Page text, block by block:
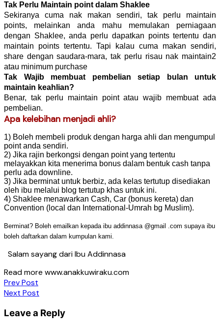
Tak Perlu Maintain point dalam Shaklee
Sekiranya cuma nak makan sendiri, tak perlu maintain
points, melainkan anda mahu memulakan perniagaan
dengan Shaklee, anda perlu dapatkan points tertentu dan
maintain points tertentu. Tapi kalau cuma makan sendiri,
share dengan saudara-mara, tak perlu risau nak maintain2
atau minimum purchase
Tak Wajib membuat pembelian setiap bulan untuk
maintain keahlian?
Benar, tak perlu maintain point atau wajib membuat ada
pembelian.
Apa kelebihan menjadi ahli?
1) Boleh membeli produk dengan harga ahli dan mengumpul
point anda sendiri.
2) Jika rajin berkongsi dengan point yang tertentu
melayakkan kita menerima bonus dalam bentuk cash tanpa
perlu ada downline.
3) Jika berminat untuk berbiz, ada kelas tertutup disediakan
oleh ibu melalui blog tertutup khas untuk ini.
4) Shaklee menawarkan Cash, Car (bonus kereta) dan
Convention (local dan International-Umrah bg Muslim).
Berminat? Boleh emailkan kepada ibu addinnasa @gmail .com supaya ibu
boleh daftarkan dalam kumpulan kami.
Salam sayang dari Ibu Addinnasa
Read more www.anakkuwiraku.com
Post
navigation
Prev Post
Next Post
Leave a Reply